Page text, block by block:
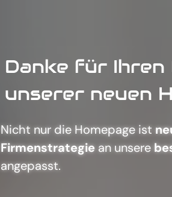
Danke für Ihren
unserer neuen
Nicht nur die Homepage ist
Firmenstrategie an unsere
angepasst.